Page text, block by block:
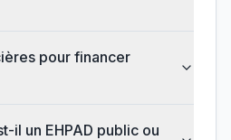
pour financer
il un EHPAD public ou